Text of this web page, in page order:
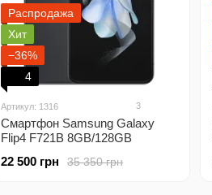
Распродажа
Хит
−36%
4
Артикул: 1316 3
Смартфон Samsung Galaxy
Flip4 F721B 8GB/128GB
35 350 грн
22 500 грн